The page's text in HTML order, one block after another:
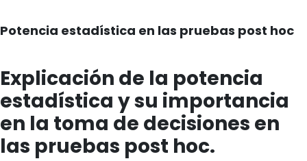
Potencia estadística en las pruebas post hoc
Explicación de la potencia
estadística y su importancia
en la toma de decisiones en
las pruebas post hoc.